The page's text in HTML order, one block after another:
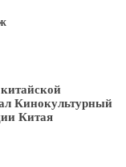
Кинокультурный
Китая